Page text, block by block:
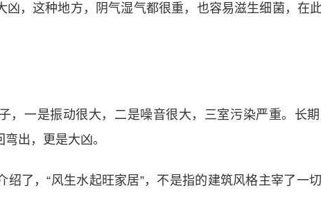
凶，这种地方，阴气湿气都很重，也容易滋生细菌，在
，一是振动很大，二是噪音很大，三室污染严重。长
出，更是大凶。
绍了，“风生水起旺家居”，不是指的建筑风格主宰了一